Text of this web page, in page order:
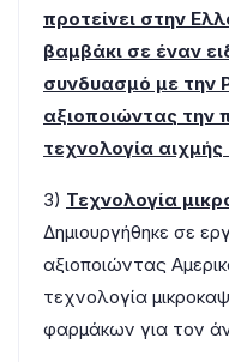
προτείνει στην
βαμβάκι σε έναν
συνδυασμό με την
αξιοποιώντας την
τεχνολογία αιχμής
3) Τεχνολογία
Δημιουργήθηκε σε
αξιοποιώντας
τεχνολογία
φαρμάκων για τον